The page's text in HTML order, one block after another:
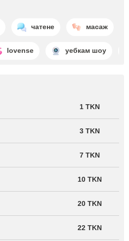
чатене масаж
lovense уебкам шоу
1 TKN
3 TKN
7 TKN
10 TKN
20 TKN
22 TKN